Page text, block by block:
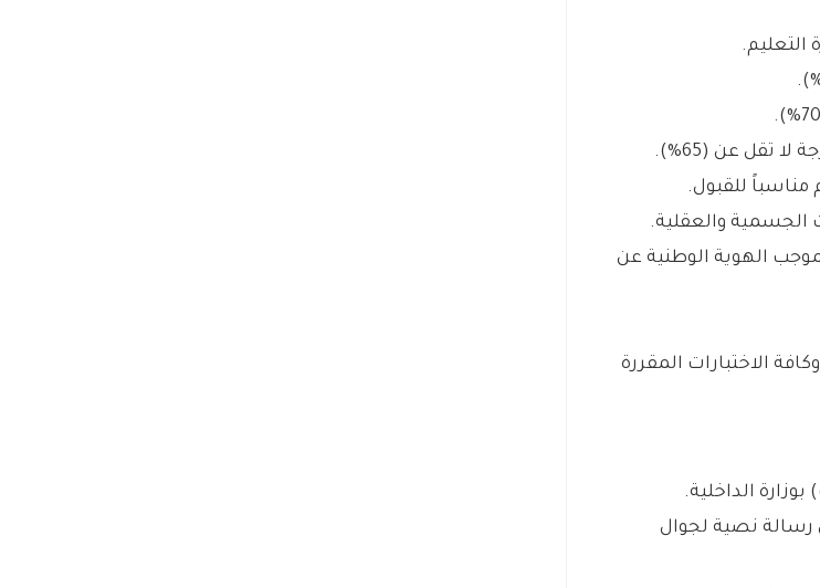
التعليم.
تقل عن (65%).
للقبول.
الجسمية والعقلية.
الهوية الوطنية عن
الاختبارات المقررة
الداخلية.
رسالة نصية لجوال